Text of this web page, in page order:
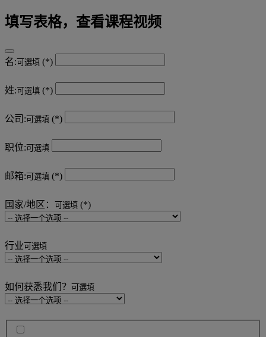
填写表格，查看课程视频
名:可選填
姓:可選填
公司:可選填
职位:可選填
邮箱:可選填
国家/地区： 可選填
行业可選填
如何获悉我们？ 可選填